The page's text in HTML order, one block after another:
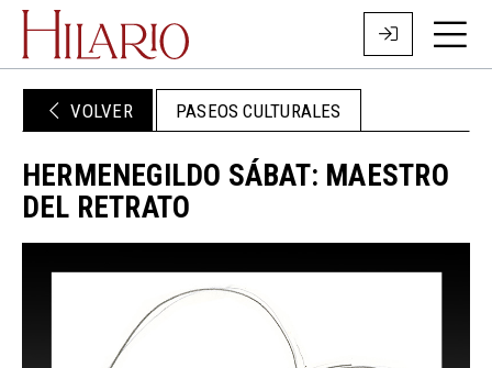
VOLVER PASEOS CULTURALES
HERMENEGILDO SÁBAT: MAESTRO
DEL RETRATO